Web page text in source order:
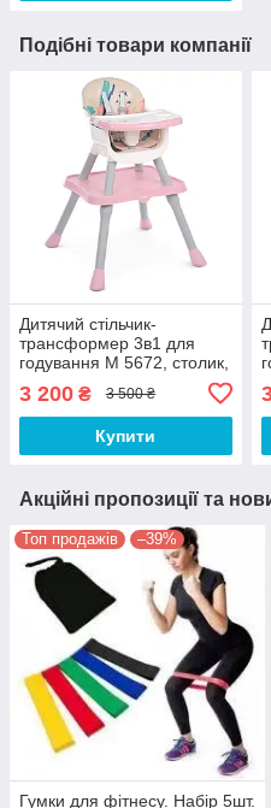
Подібні товари компанії
Дитячий стільчик-
трансформер 3в1 для
годування M 5672, столик,
3 200 ₴ 3 500 ₴
Купити
Акційні пропозиції та
Топ продажів –39%
Гумки для фітнесу. Набір 5шт.